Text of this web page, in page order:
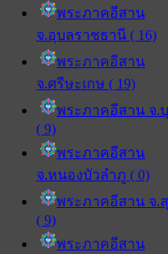
พระภาคอีสาน
จ.อุบลราชธานี ( 16)
พระภาคอีสาน
จ.ศรีษะเกษ ( 19)
พระภาคอีสาน จ.
( 9)
พระภาคอีสาน
จ.หนองบัวลำภู ( 0)
พระภาคอีสาน จ.
( 9)
พระภาคอีสาน